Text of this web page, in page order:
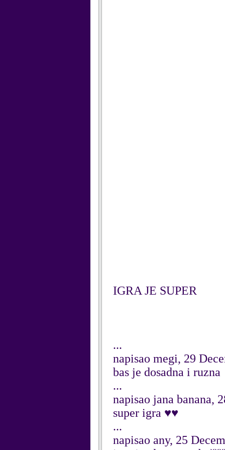
IGRA JE SUPER
...
napisao megi, 29
bas je dosadna i ruzna
...
napisao jana banana,
super igra ♥♥
...
napisao any, 25